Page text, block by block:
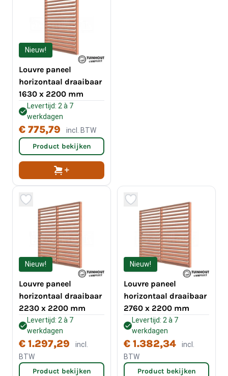
Nieuw!
Louvre paneel
horizontaal draaibaar
1630 x 2200 mm
Levertijd: 2 à 7
werkdagen
€ 775,79 incl. BTW
Product bekijken
Nieuw!
Louvre paneel
horizontaal draaibaar
2230 x 2200 mm
Levertijd: 2 à 7
werkdagen
€ 1.297,29
incl.
BTW
Product bekijken
Nieuw!
Louvre paneel
horizontaal draaibaar
2760 x 2200 mm
Levertijd: 2 à 7
werkdagen
€ 1.382,34
incl.
BTW
Product bekijken